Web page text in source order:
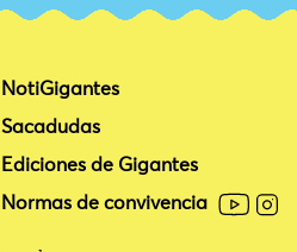
NotiGigantes
Sacadudas
Ediciones de Gigantes
Normas de convivencia